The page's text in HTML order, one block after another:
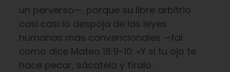
un perverso—, porque su libre arbitrio
casi casi lo despoja de las leyes
humanas más convencionales —tal
como dice Mateo 18:9-10: «Y si tu ojo te
hace pecar, sácatelo y tíralo.